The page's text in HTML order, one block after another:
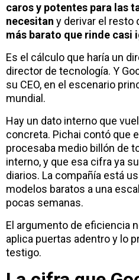
caros y potentes para las
necesitan y derivar el resto
más barato que rinde casi
Es el cálculo que haría un
director de tecnología. Y
su CEO, en el escenario
mundial.
Hay un dato interno que
concreta. Pichai contó que
procesaba medio billón de
interno, y que esa cifra ya
diarios. La compañía está
modelos baratos a una
pocas semanas.
El argumento de eficiencia
aplica puertas adentro y lo
testigo.